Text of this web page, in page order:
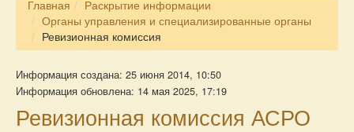
Главная
Раскрытие информации
Органы управления и специализированные органы
Ревизионная комиссия
Информация создана: 25 июня 2014, 10:50
Информация обновлена: 14 мая 2025, 17:19
Ревизионная комиссия АСРО